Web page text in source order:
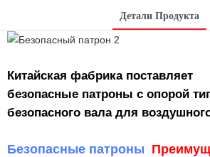
Детали Продукта
Китайская фабрика поставляет
безопасные патроны с опорой
безопасного вала для
Безопасные патроны